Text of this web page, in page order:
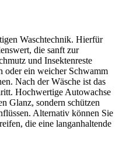
Waschtechnik. Hierfür
die sanft zur
und Insektenreste
oder ein weicher Schwamm
Nach der Wäsche ist das
Hochwertige Autowachse
Glanz, sondern schützen
Alternativ können Sie
die eine langanhaltende